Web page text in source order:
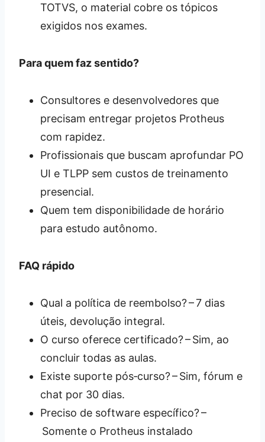
TOTVS, o material cobre os tópicos
exigidos nos exames.
Para quem faz sentido?
Consultores e desenvolvedores que
precisam entregar projetos Protheus
com rapidez.
Profissionais que buscam aprofundar PO
UI e TLPP sem custos de treinamento
presencial.
Quem tem disponibilidade de horário
para estudo autônomo.
FAQ rápido
Qual a política de reembolso? – 7 dias
úteis, devolução integral.
O curso oferece certificado? – Sim, ao
concluir todas as aulas.
Existe suporte pós‑curso? – Sim, fórum e
chat por 30 dias.
Preciso de software específico? –
Somente o Protheus instalado